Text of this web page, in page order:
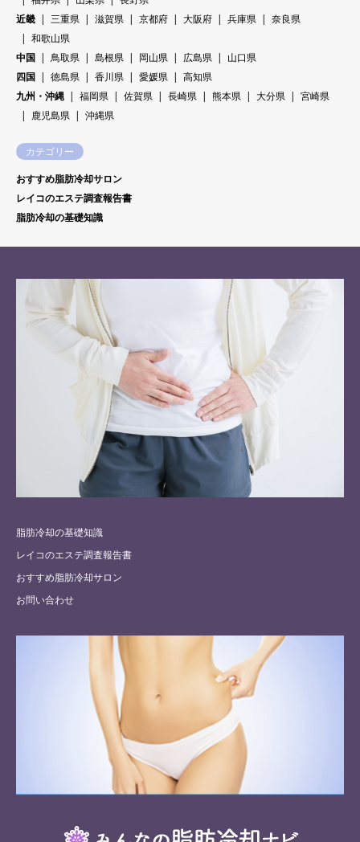
近畿
三重県 滋賀県 京都府 大阪府 兵庫県
奈良県
和歌山県
中国
鳥取県 島根県 岡山県 広島県
山口県
四国
徳島県 香川県 愛媛県
高知県
九州・沖縄
福岡県 佐賀県 長崎県 熊本県 大分県
宮崎県
鹿児島県
沖縄県
カテゴリー
おすすめ脂肪冷却サロン
レイコのエステ調査報告書
脂肪冷却の基礎知識
脂肪冷却の基礎知識
レイコのエステ調査報告書
おすすめ脂肪冷却サロン
お問い合わせ